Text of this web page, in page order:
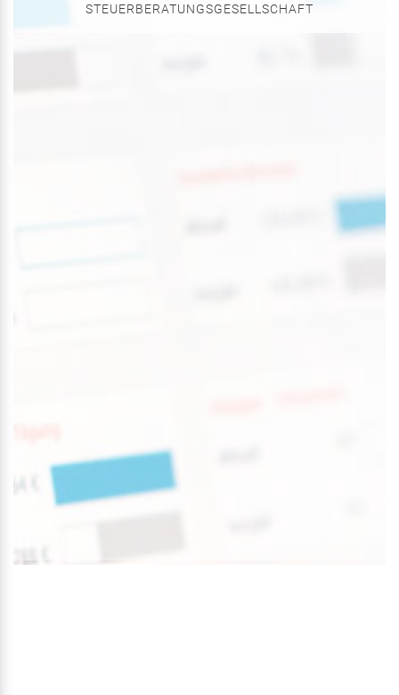
STEUERBERATUNGSGESELLSCHAFT